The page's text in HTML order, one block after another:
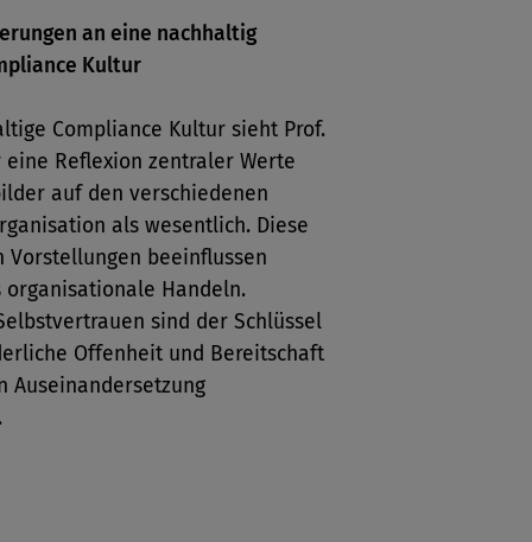
an eine nachhaltig
Kultur
Compliance Kultur sieht Prof.
eine Reflexion zentraler Werte
auf den verschiedenen
als wesentlich. Diese
beeinflussen
organisationale Handeln.
sind der Schlüssel
Offenheit und Bereitschaft
Auseinandersetzung